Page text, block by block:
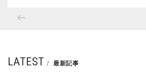
LATEST 最新記事